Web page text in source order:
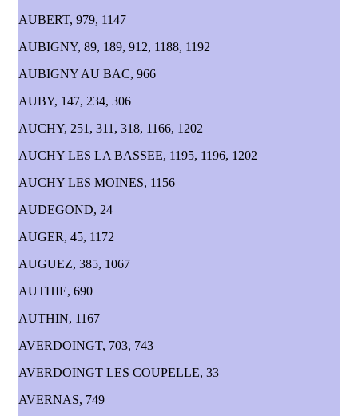
AUBERT, 979, 1147
AUBIGNY, 89, 189, 912, 1188, 1192
AUBIGNY AU BAC, 966
AUBY, 147, 234, 306
AUCHY, 251, 311, 318, 1166, 1202
AUCHY LES LA BASSEE, 1195, 1196, 1202
AUCHY LES MOINES, 1156
AUDEGOND, 24
AUGER, 45, 1172
AUGUEZ, 385, 1067
AUTHIE, 690
AUTHIN, 1167
AVERDOINGT, 703, 743
AVERDOINGT LES COUPELLE, 33
AVERNAS, 749